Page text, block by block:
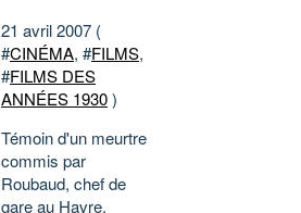
21 avril 2007 (
#CINÉMA, #FILMS,
#FILMS DES
ANNÉES 1930)
Témoin d'un meurtre
commis par
Roubaud, chef de
gare au Havre,